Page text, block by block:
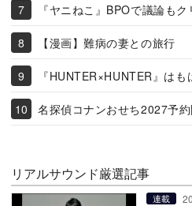
『ヤニねこ』BPOで議論も
【漫画】難病の妻との旅行
『HUNTER×HUNTER』はも
名探偵コナンおせち2027予
リアルサウンド厳選記事
連載